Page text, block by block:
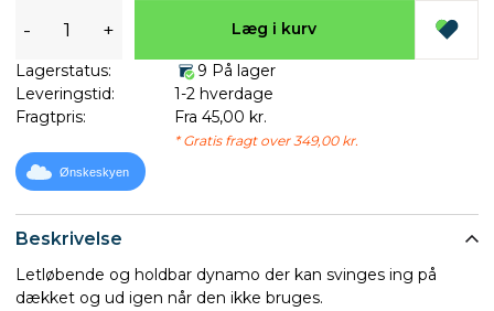
Beskrivelse
Letløbende og holdbar dynamo der kan svinges ing på
dækket og ud igen når den ikke bruges.
- + Læg i kurv
Lagerstatus:
9 På lager
Leveringstid:
1-2 hverdage
Fragtpris:
Fra 45,00 kr.
* Gratis fragt over 349,00 kr.
Ønskeskyen